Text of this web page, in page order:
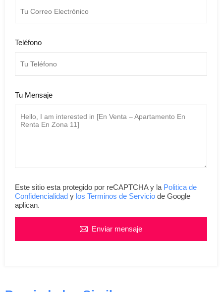
Teléfono
Tu Mensaje
Este sitio esta protegido por reCAPTCHA y la Politica de
Confidencialidad y los Terminos de Servicio de Google
aplican.
Enviar mensaje